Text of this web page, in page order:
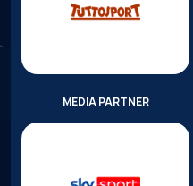
MEDIA PARTNER